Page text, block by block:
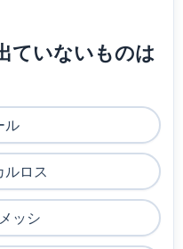
ていないものは
ル
ルロス
ッシ